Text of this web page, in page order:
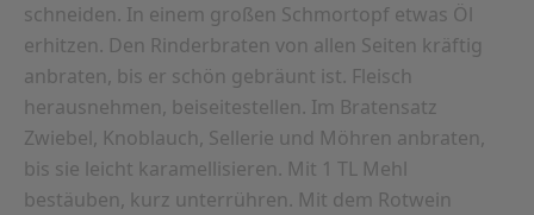
schneiden. In einem großen Schmortopf etwas Öl
erhitzen. Den Rinderbraten von allen Seiten kräftig
anbraten, bis er schön gebräunt ist. Fleisch
herausnehmen, beiseitestellen. Im Bratensatz
Zwiebel, Knoblauch, Sellerie und Möhren anbraten,
bis sie leicht karamellisieren. Mit 1 TL Mehl
bestäuben, kurz unterrühren. Mit dem Rotwein